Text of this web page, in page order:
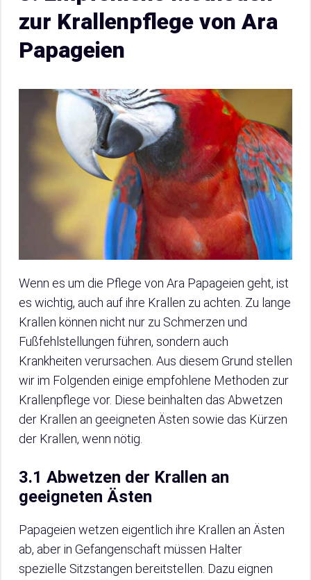
zur Krallenpflege von Ara
Papageien
Wenn es um die Pflege von Ara Papageien geht, ist
es wichtig, auch auf ihre Krallen zu achten. Zu lange
Krallen können nicht nur zu Schmerzen und
Fußfehlstellungen führen, sondern auch
Krankheiten verursachen. Aus diesem Grund stellen
wir im Folgenden einige empfohlene Methoden zur
Krallenpflege vor. Diese beinhalten das Abwetzen
der Krallen an geeigneten Ästen sowie das Kürzen
der Krallen, wenn nötig.
3.1 Abwetzen der Krallen an
geeigneten Ästen
Papageien wetzen eigentlich ihre Krallen an Ästen
ab, aber in Gefangenschaft müssen Halter
spezielle Sitzstangen bereitstellen. Dazu eignen